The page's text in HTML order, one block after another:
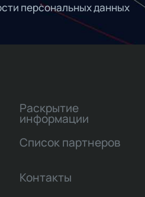
персональных данных
Раскрытие
информации
Список партнеров
Контакты